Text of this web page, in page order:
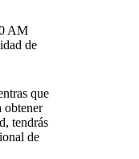
AM
de
que
obtener
tendrás
de